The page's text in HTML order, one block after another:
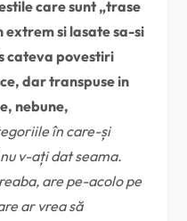
care sunt „trase
extrem si lasate sa-si
cateva povestiri
dar transpuse in
nebune,
în care-și
v-ați dat seama.
are pe-acolo pe
ar vrea să